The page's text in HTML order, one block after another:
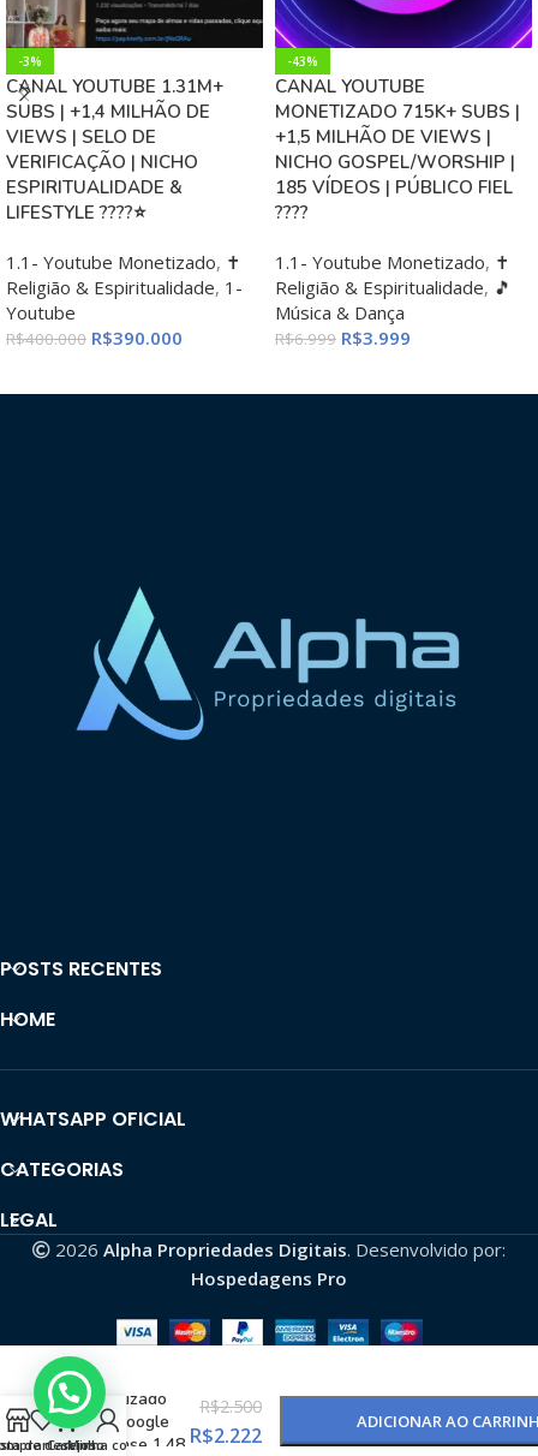
-3%
CANAL YOUTUBE 1.31M+
SUBS | +1,4 MILHÃO DE
VIEWS | SELO DE
VERIFICAÇÃO | NICHO
ESPIRITUALIDADE &
LIFESTYLE ????⭐
1.1- Youtube Monetizado, ✝️
Religião & Espiritualidade, 1-
Youtube
R$400.000 R$390.000
-43%
CANAL YOUTUBE
MONETIZADO 715K+ SUBS |
+1,5 MILHÃO DE VIEWS |
NICHO GOSPEL/WORSHIP |
185 VÍDEOS | PÚBLICO FIEL
????️
1.1- Youtube Monetizado, ✝️
Religião & Espiritualidade, 🎵
Música & Dança
R$6.999 R$3.999
POSTS RECENTES
HOME
WHATSAPP OFICIAL
CATEGORIAS
LEGAL
2026 Alpha Propriedades Digitais. Desenvolvido por:
Hospedagens Pro
de desejos
Carrinho
Minha conta
Canal
monetizado
com Google
AdSense 1,48
R$2.500
R$2.222
ADICIONAR AO